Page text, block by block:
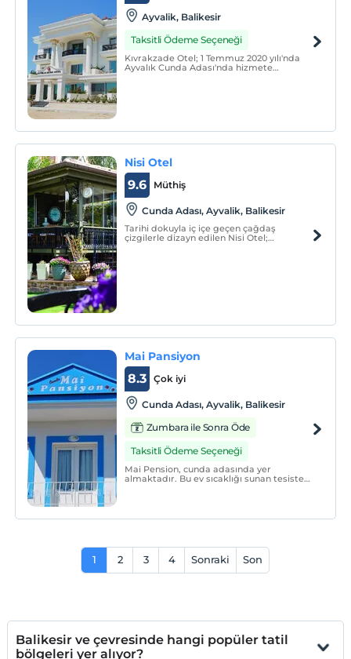
Ayvalik, Balikesir
Taksitli Ödeme Seçeneği
Kıvrakzade Otel; 1 Temmuz 2020 yılı'nda
Ayvalık Cunda Adası'nda hizmete
Nisi Otel
Müthiş
9.6
Cunda Adası, Ayvalik, Balikesir
Tarihi dokuyla iç içe geçen çağdaş
çizgilerle dizayn edilen Nisi Otel;
Mai Pansiyon
Çok iyi
8.3
Cunda Adası, Ayvalik, Balikesir
Zumbara ile Sonra Öde
Taksitli Ödeme Seçeneği
Mai Pension, cunda adasında yer
almaktadır. Bu ev sıcaklığı sunan tesiste
ekran uydu TV ve klima ile donatılmıştır.
1 2 3 4 Sonraki Son
Balikesir ve çevresinde hangi popüler tatil
bölgeleri yer alıyor?